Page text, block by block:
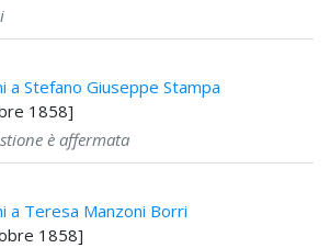
a Stefano Giuseppe Stampa
1858]
è affermata
a Teresa Manzoni Borri
1858]